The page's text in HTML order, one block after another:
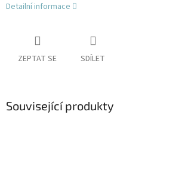
Detailní informace
ZEPTAT SE SDÍLET
Související produkty